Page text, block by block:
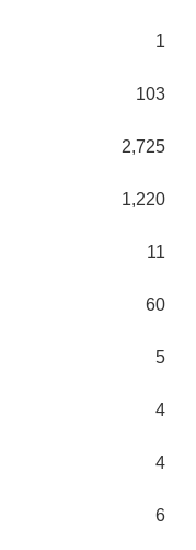
1
103
2,725
1,220
11
60
5
4
4
6